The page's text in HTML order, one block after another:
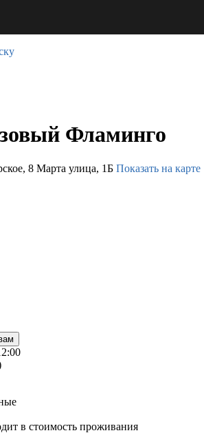
Фламинго
8 Марта улица, 1Б Показать на карте
в стоимость проживания